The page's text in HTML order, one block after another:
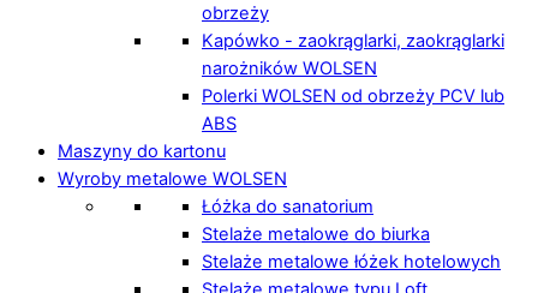
obrzeży
Kapówko - zaokrąglarki, zaokrąglarki
narożników WOLSEN
Polerki WOLSEN od obrzeży PCV lub
ABS
Maszyny do kartonu
Wyroby metalowe WOLSEN
Łóżka do sanatorium
Stelaże metalowe do biurka
Stelaże metalowe łóżek hotelowych